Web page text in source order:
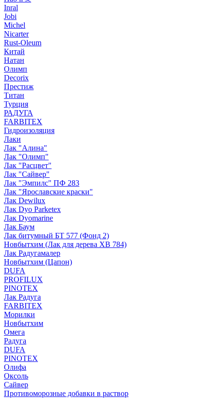
Inral
Jobi
Michel
Nicarter
Rust-Oleum
Китай
Натан
Олимп
Decorix
Престиж
Титан
Турция
РАДУГА
FARBITEX
Гидроизоляция
Лаки
Лак "Алина"
Лак "Олимп"
Лак "Расцвет"
Лак "Сайвер"
Лак "Эмпилс" ПФ 283
Лак "Ярославские краски"
Лак Dewilux
Лак Dyo Parketex
Лак Dyomarine
Лак Баум
Лак битумный БТ 577 (Фонд 2)
Новбытхим (Лак для дерева ХВ 784)
Лак Радугамалер
Новбытхим (Цапон)
DUFA
PROFILUX
PINOTEX
Лак Радуга
FARBITEX
Морилки
Новбытхим
Омега
Радуга
DUFA
PINOTEX
Олифа
Оксоль
Сайвер
Противоморозные добавки в раствор